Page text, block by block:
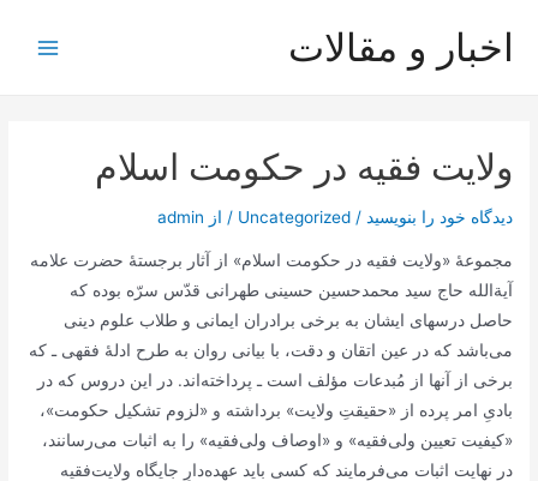
اخبار و مقالات
ولایت فقیه در حکومت اسلام
دیدگاه‌ خود را بنویسید /
Uncategorized / از admin
مجموعۀ «ولایت فقیه در حکومت اسلام» از آثار برجستۀ حضرت علامه
آیة‌الله حاج سید محمد‌حسین حسینی طهرانی قدّس سرّه بوده که
حاصل درسهای ایشان به برخی برادران ایمانی و طلاب علوم دینی
می‌باشد که در عین اتقان و دقت، با بیانی روان به طرح ادلۀ فقهی ـ که
برخی از آنها از مُبدعات مؤلف است ـ پرداخته‌اند. در این دروس که در
بادیِ امر پرده از «حقیقتِ ولایت» بر‌داشته و «لزوم تشکیل حکومت»،
«کیفیت تعیین ولی‌فقیه» و «اوصاف ولی‌فقیه» را به اثبات می‌رسانند،
در نهایت اثبات می‌فرمایند که کسی باید عهده‌دارِ جایگاه ولایت‌فقیه